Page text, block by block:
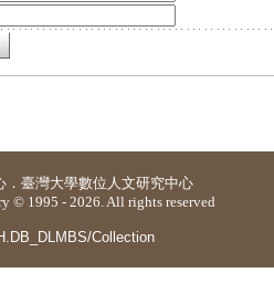
． 臺灣大學數位人文研究中心
© 1995 - 2026. All rights reserved
Collection